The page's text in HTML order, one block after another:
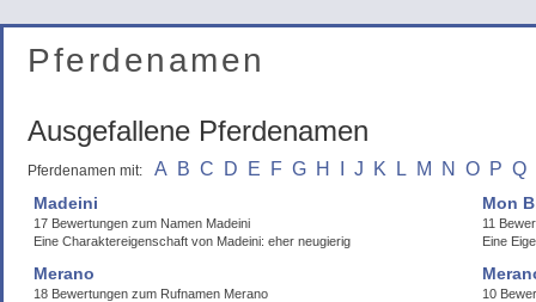
Pferdenamen
Ausgefallene Pferdenamen
Pferdenamen mit: A B C D E F G H J K L M N O P Q
Madeini
17 Bewertungen zum Namen Madeini
Eine Charaktereigenschaft von Madeini: eher neugierig
Mon
11
Eine
Merano
18 Bewertungen zum Rufnamen Merano
10